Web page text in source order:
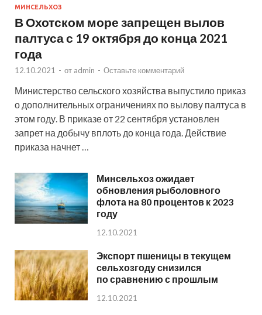
МИНСЕЛЬХОЗ
В Охотском море запрещен вылов
палтуса с 19 октября до конца 2021
года
12.10.2021 - от admin - Оставьте комментарий
Министерство сельского хозяйства выпустило приказ
о дополнительных ограничениях по вылову палтуса в
этом году. В приказе от 22 сентября установлен
запрет на добычу вплоть до конца года. Действие
приказа начнет …
Минсельхоз ожидает
обновления рыболовного
флота на 80 процентов к 2023
году
12.10.2021
Экспорт пшеницы в текущем
сельхозгоду снизился
по сравнению с прошлым
12.10.2021